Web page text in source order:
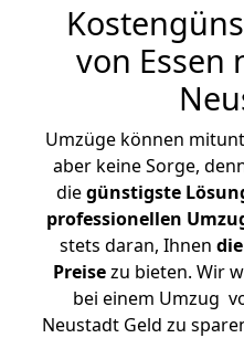
von Essen
Umzüge können
aber keine Sorge,
diegünstigste
professionellen
stets daran, Ihnen
Preisezu bieten. Wir
bei einem Umzug
Neustadt Geld zu